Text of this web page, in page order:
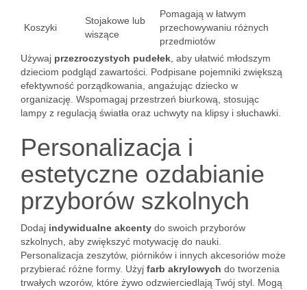
Koszyki
Stojakowe lub
wiszące
Pomagają w łatwym
przechowywaniu różnych
przedmiotów
Używaj przezroczystych pudełek , aby ułatwić młodszym
dzieciom podgląd zawartości. Podpisane pojemniki zwiększą
efektywność porządkowania, angażując dziecko w
organizację. Wspomagaj przestrzeń biurkową, stosując
lampy z regulacją światła oraz uchwyty na klipsy i słuchawki.
Personalizacja i
estetyczne ozdabianie
przyborów szkolnych
Dodaj indywidualne akcenty do swoich przyborów
szkolnych, aby zwiększyć motywację do nauki.
Personalizacja zeszytów, piórników i innych akcesoriów może
przybierać różne formy. Użyj farb akrylowych do tworzenia
trwałych wzorów, które żywo odzwierciedlają Twój styl. Mogą